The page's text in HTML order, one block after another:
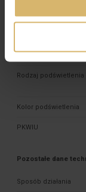
Typ zacisków
Rodzaj podświetlenia
Kolor podświetlenia
PKWIU
Pozostałe dane
Sposób działania